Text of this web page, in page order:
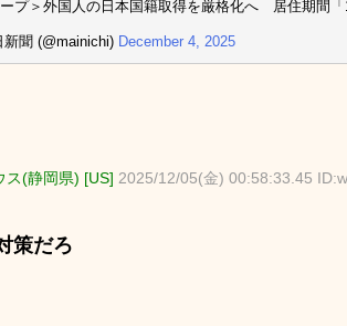
プ＞外国人の日本国籍取得を厳格化へ 居住期間
聞 (@mainichi) December 4, 2025
ス(静岡県) [US] 2025/12/05(金) 00:58:33.45
策だろ